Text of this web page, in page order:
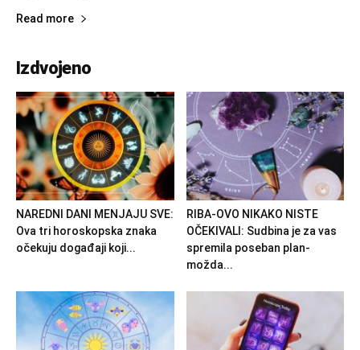
Read more
Izdvojeno
NAREDNI DANI MENJAJU SVE:
Ova tri horoskopska znaka
očekuju događaji koji...
RIBA-OVO NIKAKO NISTE
OČEKIVALI: Sudbina je za vas
spremila poseban plan-
možda...